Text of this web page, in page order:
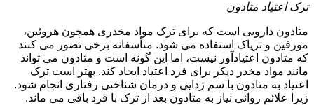
ترک اعتیاد متادون
متادون دارویی است که برای ترک مواد مخدری همچون هروئین،
مورفین و تریاک استفاده می شود. متأسفانه برخی تصور می کنند
که متادون اعتیادآور نیست، اما این گونه است و متادون می تواند
مانند مواد مخدر دیکر برای فرد اعتیاد ایجاد کند. بهتر است ترک
اعتیاد به متادون با سم زدایی و درمان شناختی رفتاری انجام شود.
زیرا علائم روانی نیاز به متادون بعد از ترک با فرد باقی می ماند.